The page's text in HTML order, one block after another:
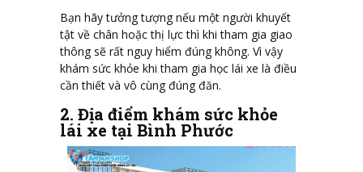
Bạn hãy tưởng tượng nếu một người khuyết
tật về chân hoặc thị lực thì khi tham gia giao
thông sẽ rất nguy hiểm đúng không. Vì vậy
khám sức khỏe khi tham gia học lái xe là điều
cần thiết và vô cùng đúng đăn.
2. Địa điểm khám sức khỏe
lái xe tại Bình Phước